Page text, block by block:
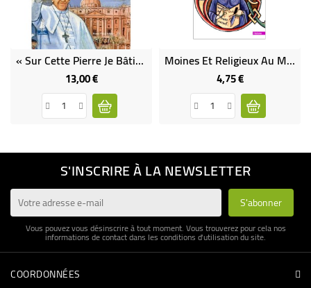
« Sur Cette Pierre Je Bâtirai Mon Église » De Saint Pierre Au Pape François
13,00 €Prix
Moines Et Religieux Au Moyen Age
4,75 €Prix
S'INSCRIRE À LA NEWSLETTER
Vous pouvez vous désinscrire à tout moment. Vous trouverez pour cela nos
informations de contact dans les conditions d'utilisation du site.
COORDONNÉES